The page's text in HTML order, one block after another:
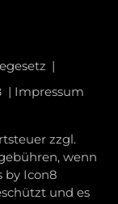
Impressum
zzgl.
wenn
by Icon8
und es